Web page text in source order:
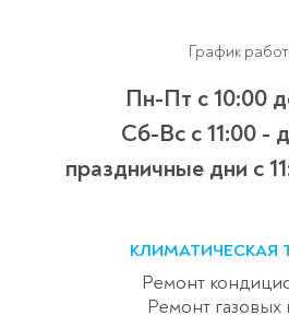
График
Пн-Пт с 10:00
Сб-Вс с 11:00 -
праздничные дни с
КЛИМАТИЧЕСКАЯ
Ремонт
Ремонт газовых